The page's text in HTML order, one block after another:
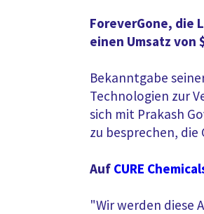
ForeverGone, die
einen Umsatz von
Bekanntgabe
Technologien zur
sich mit Prakash
zu besprechen,
Auf CURE
"Wir werden diese